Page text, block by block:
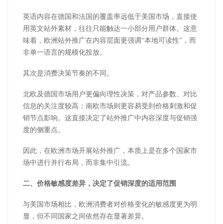
英语内容在德国和法国的覆盖率远低于美国市场，直接使
用英文站外素材，往往只能触达一小部分用户群体。这意
味着，欧洲站外推广在内容层面更强调“本地可读性”，而
非单一语言的规模化投放。
其次是消费决策节奏的不同。
北欧及德国市场用户更偏向理性决策，对产品参数、对比
信息的关注度较高；南欧市场则更容易受到价格刺激和促
销节点影响。这直接决定了站外推广中内容深度与促销强
度的侧重点。
因此，在欧洲市场开展站外推广，本质上是在多个国家市
场中进行并行布局，而非集中引流。
二、价格敏感度差异，决定了促销深度的适用范围
与美国市场相比，欧洲消费者对价格变化的敏感度更为明
显，但不同国家之间依然存在显著差异。